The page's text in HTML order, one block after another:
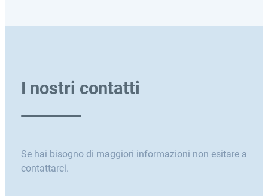
I nostri contatti
Se hai bisogno di maggiori informazioni non esitare a
contattarci.